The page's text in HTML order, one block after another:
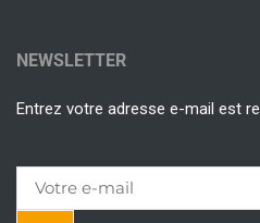
NEWSLETTER
Entrez votre adresse e-mail est